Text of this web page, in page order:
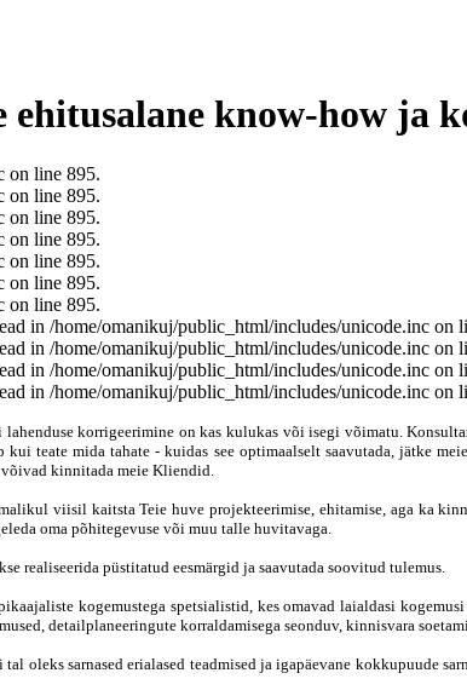
ehitusalane know-how ja
on line 895.
on line 895.
on line 895.
on line 895.
on line 895.
on line 895.
on line 895.
in /home/omanikuj/public_html/includes/unicode.inc on
in /home/omanikuj/public_html/includes/unicode.inc on
in /home/omanikuj/public_html/includes/unicode.inc on
in /home/omanikuj/public_html/includes/unicode.inc on
korrigeerimine on kas kulukas või isegi võimatu.
teate mida tahate - kuidas see optimaalselt saavutada, jätke
kinnitada meie Kliendid.
viisil kaitsta Teie huve projekteerimise, ehitamise, aga ka
oma põhitegevuse või muu talle huvitavaga.
püstitatud eesmärgid ja saavutada soovitud tulemus.
kogemustega spetsialistid, kes omavad laialdasi
detailplaneeringute korraldamisega seonduv, kinnisvara
oleks sarnased erialased teadmised ja igapäevane kokkupuude